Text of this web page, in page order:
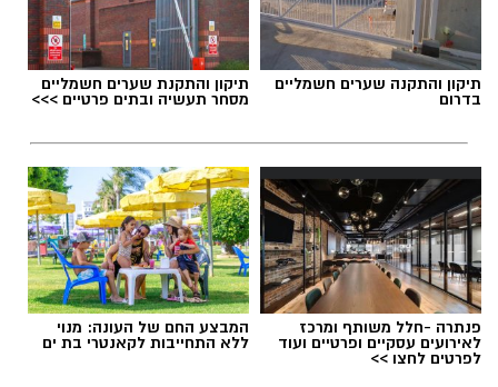
תיקון והתקנה שערים חשמליים
בדרום
תיקון והתקנת שערים חשמליים
מסחר תעשיה ובתים פרטיים >>>
פנתרה -חלל משותף ומרכז
לאירועים עסקיים ופרטיים ועוד
לפרטים לחצו >>
המבצע החם של העונה: מנוי
ללא התחייבות לקאנטרי בת ים